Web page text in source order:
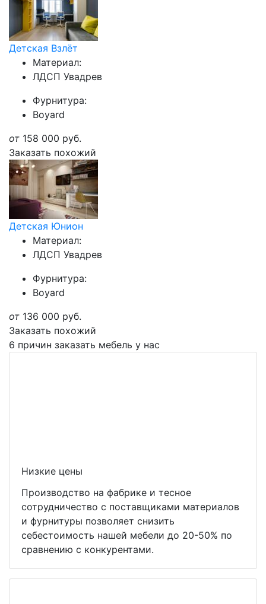
Детская Взлёт
Материал:
ЛДСП Увадрев
Фурнитура:
Boyard
от 158 000 руб.
Заказать похожий
Детская Юнион
Материал:
ЛДСП Увадрев
Фурнитура:
Boyard
от 136 000 руб.
Заказать похожий
6 причин заказать мебель у нас
Низкие цены
Производство на фабрике и тесное
сотрудничество с поставщиками материалов
и фурнитуры позволяет снизить
себестоимость нашей мебели до 20-50% по
сравнению с конкурентами.